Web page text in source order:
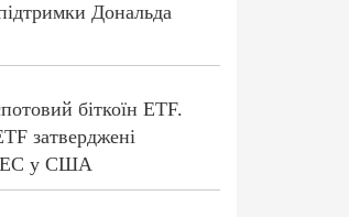
Дональда
біткоїн ETF.
затверджені
у США